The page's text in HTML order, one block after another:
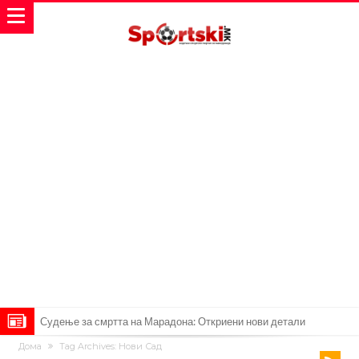
Судење за смртта на Марадона: Откриени нови детали
Англиски репрезентативец обвинет за напад во ноќен клуб – ќе
Дома Tag Archives: Нови Сад